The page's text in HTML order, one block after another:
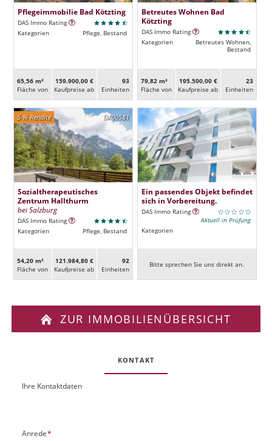
Pflegeimmobilie Bad Kötzting
DAS Immo Rating
Kategorien
Pflege, Bestand
65,56 m²
Fläche von
159.900,00 €
Kaufpreise ab
93
Ein­heiten
Betreutes Wohnen Bad
Kötzting
DAS Immo Rating
Kategorien
Betreutes Wohnen,
Bestand
79,82 m²
Fläche von
195.500,00 €
Kaufpreise ab
23
Ein­heiten
DA00581
5 % Rendite
Sozialtherapeutisches
Zentrum Hallthurm
bei Salzburg
DAS Immo Rating
Kategorien
Pflege, Bestand
54,20 m²
Fläche von
121.984,80 €
Kaufpreise ab
92
Ein­heiten
Ein passendes Objekt befindet
sich in Vorbereitung.
DAS Immo Rating
Aktuell in Prüfung
Kategorien
Bitte sprechen Sie uns direkt an.
ZUR IMMOBILIENÜBERSICHT
KONTAKT
O
k
UIhre Kontaktdaten
P
Anrede*